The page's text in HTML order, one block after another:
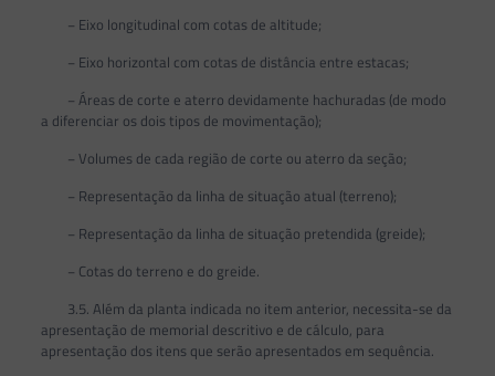
− Eixo longitudinal com cotas de altitude;
− Eixo horizontal com cotas de distância entre estacas;
− Áreas de corte e aterro devidamente hachuradas (de modo
a diferenciar os dois tipos de movimentação);
− Volumes de cada região de corte ou aterro da seção;
− Representação da linha de situação atual (terreno);
− Representação da linha de situação pretendida (greide);
− Cotas do terreno e do greide.
3.5. Além da planta indicada no item anterior, necessita-se da
apresentação de memorial descritivo e de cálculo, para
apresentação dos itens que serão apresentados em sequência.